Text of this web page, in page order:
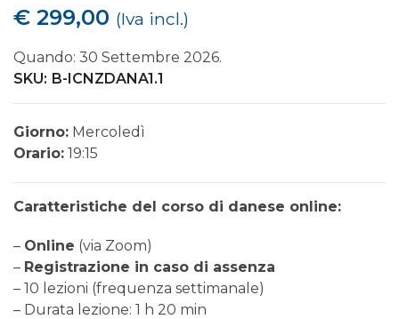
€ 299,00 (Iva incl.)
Quando: 30 Settembre 2026.
SKU: B-ICNZDANA1.1
Giorno: Mercoledì
Orario: 19:15
Caratteristiche del corso di danese online:
– Online (via Zoom)
– Registrazione in caso di assenza
– 10 lezioni (frequenza settimanale)
– Durata lezione: 1 h 20 min